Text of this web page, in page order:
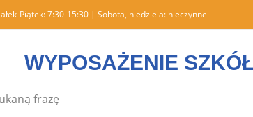
Piątek: 7:30-15:30 | Sobota, niedziela: nieczynne
WYPOSAŻENIE